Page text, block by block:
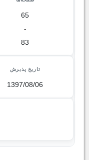
65
-
83
تاریخ پذیرش
1397/08/06